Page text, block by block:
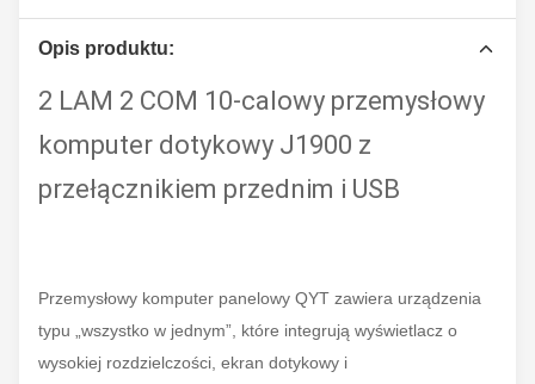
Opis produktu:
2 LAM 2 COM 10-calowy przemysłowy
komputer dotykowy J1900 z
przełącznikiem przednim i USB
Przemysłowy komputer panelowy QYT zawiera urządzenia
typu „wszystko w jednym”, które integrują wyświetlacz o
wysokiej rozdzielczości, ekran dotykowy i